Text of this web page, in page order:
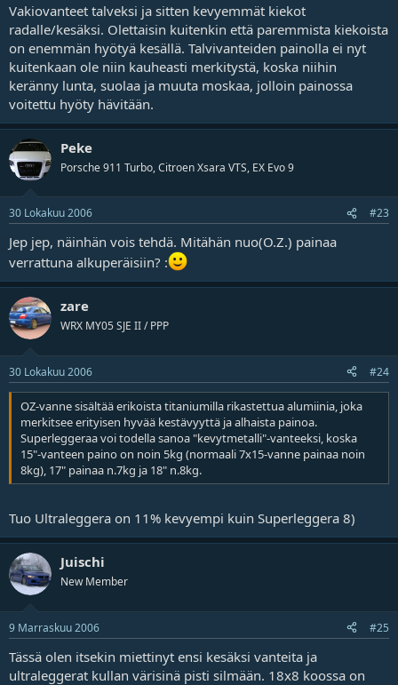
Vakiovanteet talveksi ja sitten kevyemmät kiekot
radalle/kesäksi. Olettaisin kuitenkin että paremmista kiekoista
on enemmän hyötyä kesällä. Talvivanteiden painolla ei nyt
kuitenkaan ole niin kauheasti merkitystä, koska niihin
keränny lunta, suolaa ja muuta moskaa, jolloin painossa
voitettu hyöty hävitään.
Peke
Porsche 911 Turbo, Citroen Xsara VTS, EX Evo 9
30 Lokakuu 2006 #23
Jep jep, näinhän vois tehdä. Mitähän nuo(O.Z.) painaa
verrattuna alkuperäisiin? :
zare
WRX MY05 SJE II / PPP
30 Lokakuu 2006 #24
OZ-vanne sisältää erikoista titaniumilla rikastettua alumiinia, joka
merkitsee erityisen hyvää kestävyyttä ja alhaista painoa.
Superleggeraa voi todella sanoa "kevytmetalli"-vanteeksi, koska
15"-vanteen paino on noin 5kg (normaali 7x15-vanne painaa noin
8kg), 17" painaa n.7kg ja 18" n.8kg.
Tuo Ultraleggera on 11% kevyempi kuin Superleggera 8)
Juischi
New Member
9 Marraskuu 2006 #25
Tässä olen itsekin miettinyt ensi kesäksi vanteita ja
ultraleggerat kullan värisinä pisti silmään. 18x8 koossa on